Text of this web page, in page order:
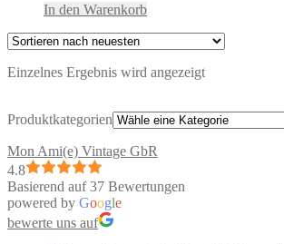
In den Warenkorb
Einzelnes Ergebnis wird angezeigt
Produktkategorien
Mon Ami(e) Vintage GbR
4.8
Basierend auf 37 Bewertungen
powered by Google
bewerte uns auf